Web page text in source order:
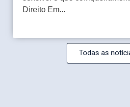
Direito Em...
Todas as